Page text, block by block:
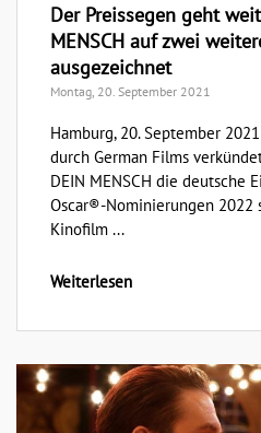
Der Preissegen geht
MENSCH auf zwei
ausgezeichnet
Montag, 20. September 2021
Hamburg, 20. September
durch German Films
DEIN MENSCH die deutsche
Oscar®-Nominierungen 2022
Kinofilm ...
Weiterlesen